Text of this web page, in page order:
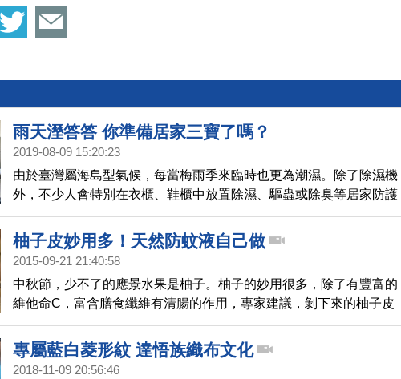
雨天溼答答 你準備居家三寶了嗎？
2019-08-09 15:20:23
由於臺灣屬海島型氣候，每當梅雨季來臨時也更為潮濕。除了除濕機
外，不少人會特別在衣櫃、鞋櫃中放置除濕、驅蟲或除臭等居家防護
用品，可加強除濕效果、避免衣物發霉，同時還有除蟲、除臭等不同
功效。究竟有多少人的家中會放置除濕盒、驅蟲盒或除臭劑呢？
Pollster波仕特線上市調網因此針對1,209位13歲以上國內民眾進行分
柚子皮妙用多！天然防蚊液自己做
2015-09-21 21:40:58
中秋節，少不了的應景水果是柚子。柚子的妙用很多，除了有豐富的
維他命C，富含膳食纖維有清腸的作用，專家建議，剝下來的柚子皮
不要丟掉，把它回收曬乾，加上水和酒精，就是最天然的防蚊液。
專屬藍白菱形紋 達悟族織布文化
2018-11-09 20:56:46